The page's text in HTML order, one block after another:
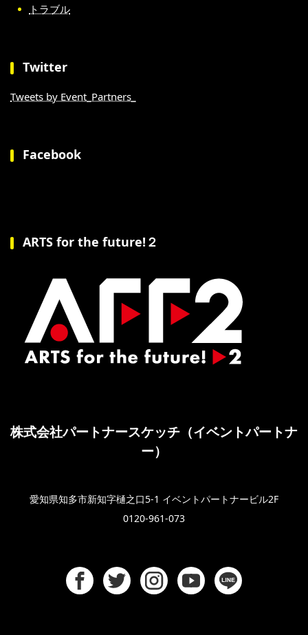
トラブル
Twitter
Tweets by Event_Partners_
Facebook
ARTS for the future!２
株式会社パートナースケッチ（イベントパートナ
ー）
愛知県知多市新知字樋之口5-1 イベントパートナービル2F
0120-961-073